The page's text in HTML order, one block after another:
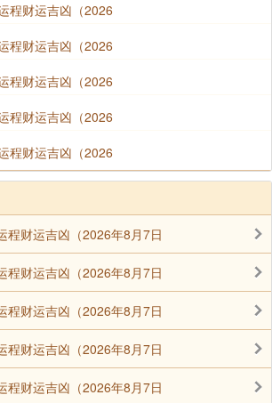
程财运吉凶（2026
程财运吉凶（2026
程财运吉凶（2026
程财运吉凶（2026
程财运吉凶（2026
程财运吉凶（2026年8月7日
程财运吉凶（2026年8月7日
程财运吉凶（2026年8月7日
程财运吉凶（2026年8月7日
程财运吉凶（2026年8月7日